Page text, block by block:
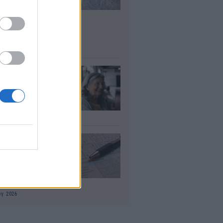
του
ζητούν
ποσό τέλος
για 27
2026